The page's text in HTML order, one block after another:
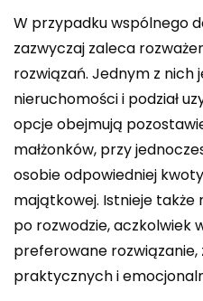
W przypadku wspólnego
zazwyczaj zaleca
rozwiązań. Jednym z nich
nieruchomości i podział
opcje obejmują
małżonków, przy
osobie odpowiedniej
majątkowej. Istnieje także
po rozwodzie,
preferowane rozwiązanie,
praktycznych i